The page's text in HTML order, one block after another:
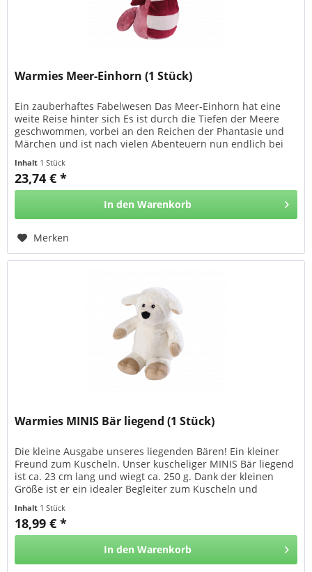
Warmies Meer-Einhorn (1 Stück)
Ein zauberhaftes Fabelwesen Das Meer-Einhorn hat eine
weite Reise hinter sich Es ist durch die Tiefen der Meere
geschwommen, vorbei an den Reichen der Phantasie und
Märchen und ist nach vielen Abenteuern nun endlich bei
Inhalt 1 Stück
23,74 € *
In den Warenkorb
Merken
Warmies MINIS Bär liegend (1 Stück)
Die kleine Ausgabe unseres liegenden Bären! Ein kleiner
Freund zum Kuscheln. Unser kuscheliger MINIS Bär liegend
ist ca. 23 cm lang und wiegt ca. 250 g. Dank der kleinen
Größe ist er ein idealer Begleiter zum Kuscheln und
Inhalt 1 Stück
18,99 € *
In den Warenkorb